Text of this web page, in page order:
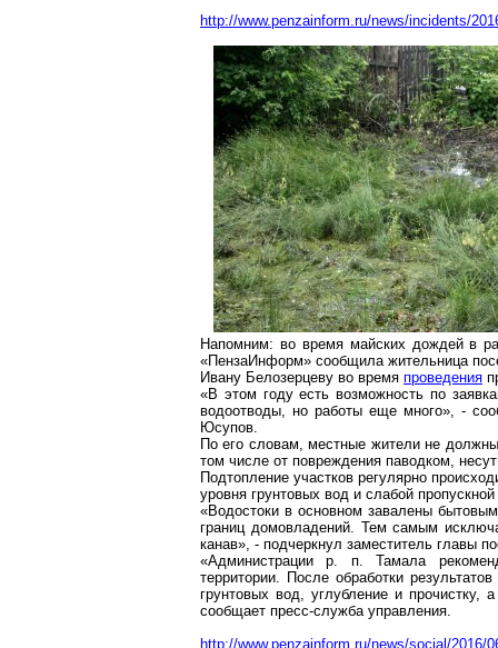
http://www.penzainform.ru/news/incidents/
Напомним: во время майских дождей в
«ПензаИнформ» сообщила жительница
Ивану Белозерцеву во время проведения
«В этом году есть возможность по
водоотводы, но работы еще много», -
Юсупов.
По его словам, местные жители не
том числе от повреждения паводком,
Подтопление участков регулярно
уровня грунтовых вод и слабой
«Водостоки в основном завалены
границ домовладений. Тем самым
канав», - подчеркнул заместитель главы
«Администрации р. п. Тамала
территории. После обработки
грунтовых вод, углубление и прочистку,
сообщает пресс-служба управления.
http://www.penzainform.ru/news/social/